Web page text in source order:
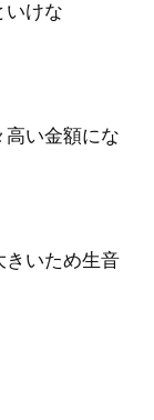
いけな
高い金額にな
きいため生音